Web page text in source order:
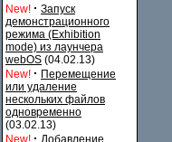
New! · Запуск
демонстрационного
режима (Exhibition
mode) из лаунчера
webOS (04.02.13)
New! · Перемещение
или удаление
нескольких файлов
одновременно
(03.02.13)
New! · Добавление